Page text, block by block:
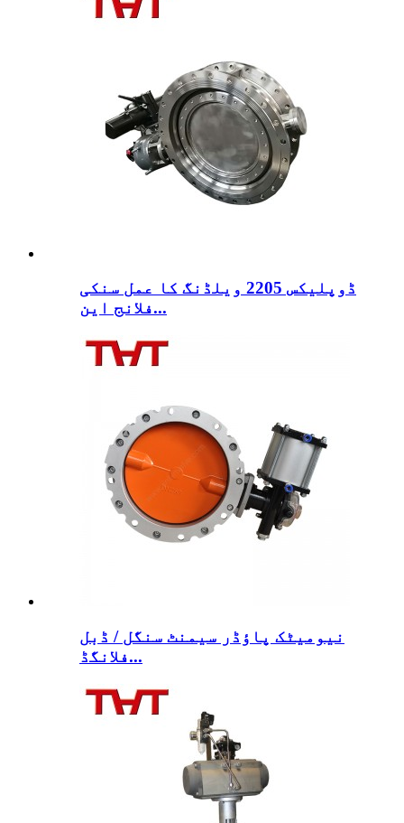
ڈوپلیکس 2205 ویلڈنگ کا عمل سنکی
فلانج این...
نیومیٹک پاؤڈر سیمنٹ سنگل / ڈبل
فلانگڈ...